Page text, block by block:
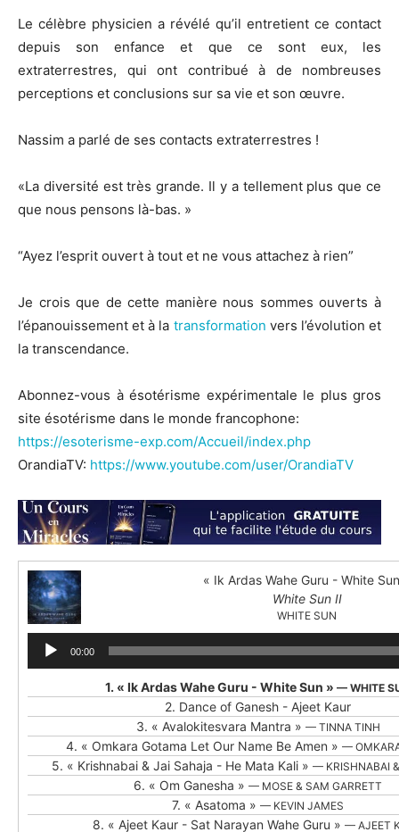
Le célèbre physicien a révélé qu’il entretient ce contact
depuis son enfance et que ce sont eux, les
extraterrestres, qui ont contribué à de nombreuses
perceptions et conclusions sur sa vie et son œuvre.
Nassim a parlé de ses contacts extraterrestres !
«La diversité est très grande. Il y a tellement plus que ce
que nous pensons là-bas. »
“Ayez l’esprit ouvert à tout et ne vous attachez à rien”
Je crois que de cette manière nous sommes ouverts à
l’épanouissement et à la transformation vers l’évolution et
la transcendance.
Abonnez-vous à ésotérisme expérimentale le plus gros
site ésotérisme dans le monde francophone:
https://esoterisme-exp.com/Accueil/index.php
OrandiaTV: https://www.youtube.com/user/OrandiaTV
« Ik Ardas Wahe Guru - White
White Sun II
WHITE SUN
audio
00:00
1. « Ik Ardas Wahe Guru - White Sun » — WHITE
2. Dance of Ganesh - Ajeet Kaur
3. « Avalokitesvara Mantra » — TINNA TINH
4. « Omkara Gotama Let Our Name Be Amen » —
5. « Krishnabai & Jai Sahaja - He Mata Kali » — KRISHNABAI
6. « Om Ganesha » — MOSE & SAM GARRETT
7. « Asatoma » — KEVIN JAMES
8. « Ajeet Kaur - Sat Narayan Wahe Guru » — AJEET